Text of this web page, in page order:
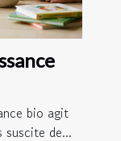
petits ?
bio agit
de...